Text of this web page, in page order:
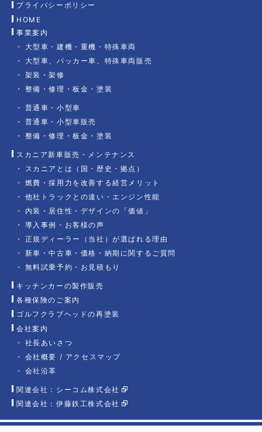
HOME
事業案内
大型車・建機・重機・特殊車両
大型車、パッカー車、特殊車両販売
架装・架修
整備・修理・板金・塗装
普通車・小型車
普通車・小型車販売
整備・修理・板金・塗装
スカニア新車販売・メンテナンス
スカニアとは（国・歴史・拠点）
燃費・採用力を改善する経営メリット
他社トラックとの違い・エンジン性能
内装・居住性・デザインの「価値」
導入事例・お客様の声
正規ディーラー（当社）が選ばれる理由
新車・中古車・価格・納期に関するご質問
無料試乗予約・お見積もり
キッチンカーの製作販売
各種保険のご案内
ゴルフクラブヘッドの再塗装
会社案内
社長あいさつ
会社概要 / アクセスマップ
会社沿革
関連会社：シーコム株式会社
関連会社：伊藤鉄工株式会社
プライバシーポリシー